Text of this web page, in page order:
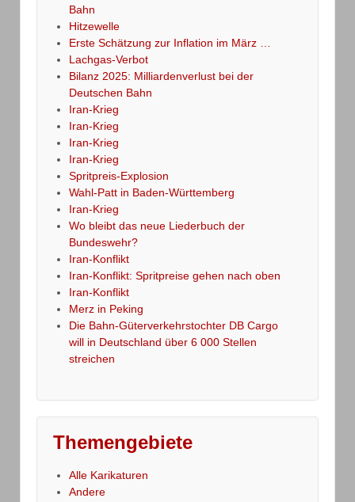
Bahn
Hitzewelle
Erste Schätzung zur Inflation im März …
Lachgas-Verbot
Bilanz 2025: Milliardenverlust bei der
Deutschen Bahn
Iran-Krieg
Iran-Krieg
Iran-Krieg
Iran-Krieg
Spritpreis-Explosion
Wahl-Patt in Baden-Württemberg
Iran-Krieg
Wo bleibt das neue Liederbuch der
Bundeswehr?
Iran-Konflikt
Iran-Konflikt: Spritpreise gehen nach oben
Iran-Konflikt
Merz in Peking
Die Bahn-Güterverkehrstochter DB Cargo
will in Deutschland über 6 000 Stellen
streichen
Themengebiete
Alle Karikaturen
Andere